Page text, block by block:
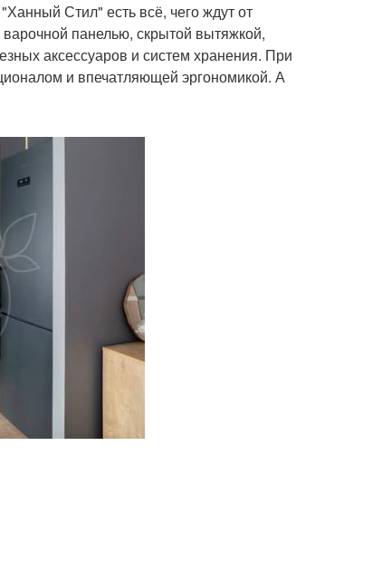
Стил" есть всё, чего ждут от
панелью, скрытой вытяжкой,
аксессуаров и систем хранения. При
и впечатляющей эргономикой. А